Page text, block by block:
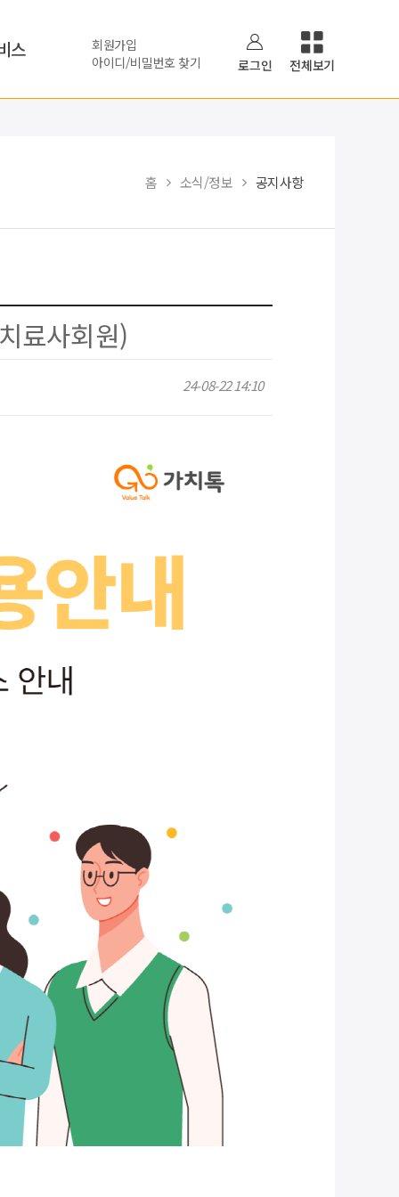
스
회원가입
아이디/비밀번호 찾기
로그인 전체보기
홈 소식/정보 공지사항
료사회원)
24-08-22 14:10